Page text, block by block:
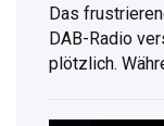
Das
DAB-Radio
plötzlich.